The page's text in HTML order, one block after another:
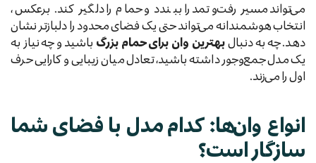
می‌تواند مسیر رفت‌وتمد را ببندد و حمام را دلگیر کند. برعکس،
انتخاب هوشمندانه می‌تواند حتی یک فضای محدود را دلبازتر نشان
دهد. چه به دنبالبهترین وان برای حمام بزرگ باشید و چه نیاز به
یک مدل جمع‌وجور داشته باشید، تعادل میان زیبایی و کارایی حرف
اول را می‌زند.
انواع وان‌ها: کدام مدل با فضای شما
سازگار است؟